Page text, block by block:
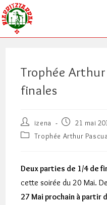
Skip
to
content
Trophée
finales
Auteur/autrice
de
la
izena
Publication
publiée :
21 mai
PostTrophée Arthur
Deux parties de 1/4 de
cette soirée du 20 Mai.
27 Mai prochain à partir